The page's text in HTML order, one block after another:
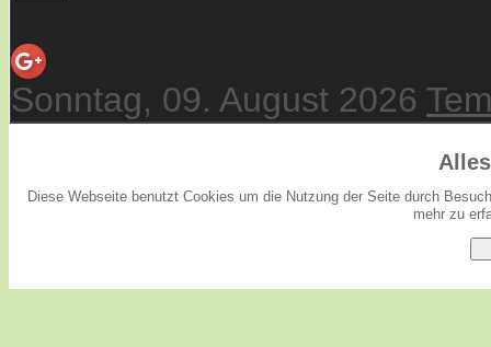
Sonntag, 09. August 2026
Diese Webseite benutzt Cookies um die Nutzung der Seite durch
mehr zu